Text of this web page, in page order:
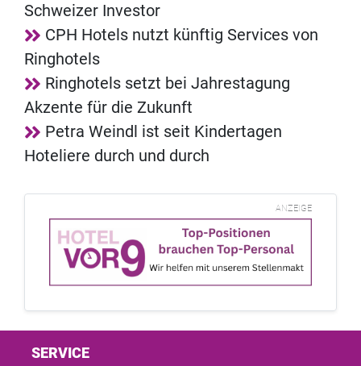
Schweizer Investor
CPH Hotels nutzt künftig Services von
Ringhotels
Ringhotels setzt bei Jahrestagung
Akzente für die Zukunft
Petra Weindl ist seit Kindertagen
Hoteliere durch und durch
ANZEIGE
SERVICE